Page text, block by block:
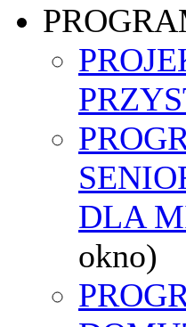
DLA
okno)